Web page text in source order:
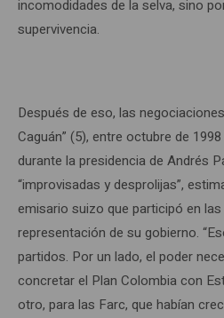
incomodidades de la selva, sino
supervivencia.
Después de eso, las
Caguán” (5), entre octubre de
durante la presidencia de Andrés
“improvisadas y desprolijas”,
emisario suizo que participó en
representación de su gobierno.
partidos. Por un lado, el poder
concretar el Plan Colombia con
otro, para las Farc, que habían